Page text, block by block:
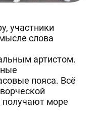
участники
слова
артистом.
пояса. Всё
получают море